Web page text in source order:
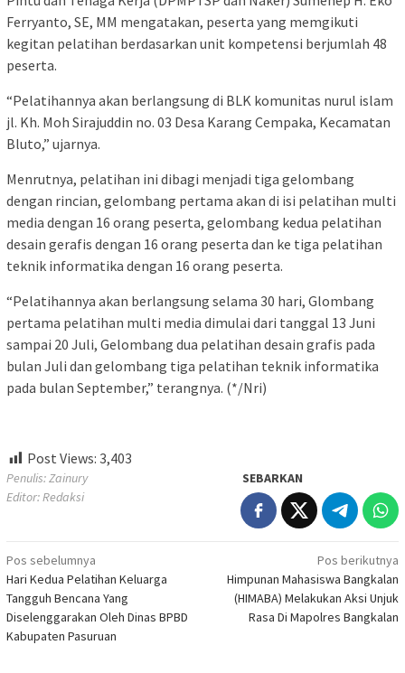
Ferryanto, SE, MM mengatakan, peserta yang memgikuti
kegitan pelatihan berdasarkan unit kompetensi berjumlah 48
peserta.
“Pelatihannya akan berlangsung di BLK komunitas nurul islam
jl. Kh. Moh Sirajuddin no. 03 Desa Karang Cempaka, Kecamatan
Bluto,” ujarnya.
Menrutnya, pelatihan ini dibagi menjadi tiga gelombang
dengan rincian, gelombang pertama akan di isi pelatihan multi
media dengan 16 orang peserta, gelombang kedua pelatihan
desain gerafis dengan 16 orang peserta dan ke tiga pelatihan
teknik informatika dengan 16 orang peserta.
“Pelatihannya akan berlangsung selama 30 hari, Glombang
pertama pelatihan multi media dimulai dari tanggal 13 Juni
sampai 20 Juli, Gelombang dua pelatihan desain grafis pada
bulan Juli dan gelombang tiga pelatihan teknik informatika
pada bulan September,” terangnya. (*/Nri)
Post Views: 3,403
Penulis: Zainury
Editor: Redaksi
SEBARKAN
Navigasi
pos
Pos sebelumnya
Hari Kedua Pelatihan Keluarga
Tangguh Bencana Yang
Diselenggarakan Oleh Dinas BPBD
Kabupaten Pasuruan
Pos berikutnya
Himpunan Mahasiswa Bangkalan
(HIMABA) Melakukan Aksi Unjuk
Rasa Di Mapolres Bangkalan